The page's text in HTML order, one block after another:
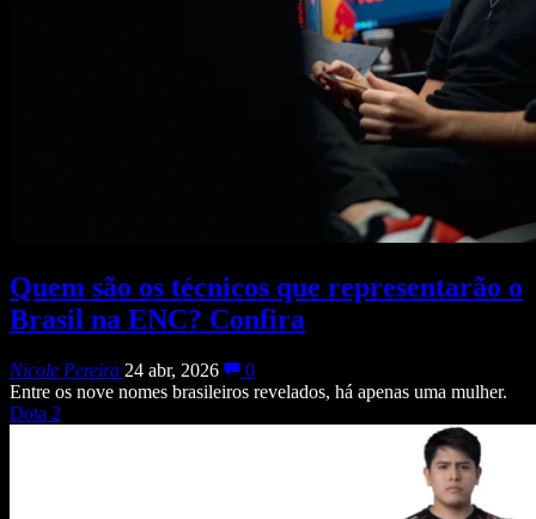
Quem são os técnicos que representarão o
Brasil na ENC? Confira
Nicole Pereira 24 abr, 2026
0
Entre os nove nomes brasileiros revelados, há apenas uma mulher.
Dota 2